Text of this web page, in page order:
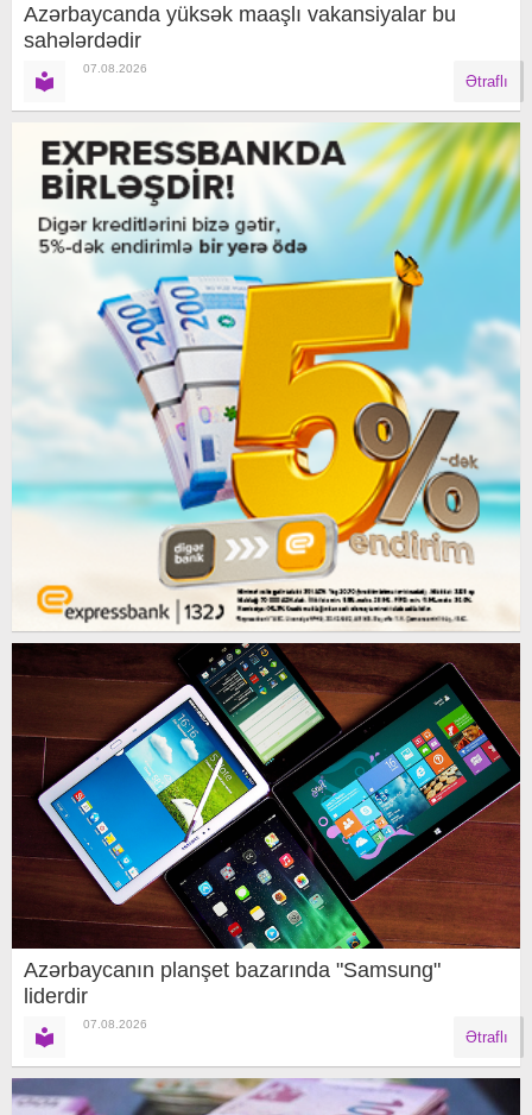
Azərbaycanda yüksək maaşlı vakansiyalar bu
sahələrdədir
07.08.2026
Ətraflı
Azərbaycanın planşet bazarında "Samsung"
liderdir
07.08.2026
Ətraflı